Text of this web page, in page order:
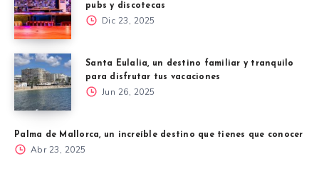
pubs y discotecas
Dic 23, 2025
Santa Eulalia, un destino familiar y tranquilo
para disfrutar tus vacaciones
Jun 26, 2025
Palma de Mallorca, un increíble destino que tienes que conocer
Abr 23, 2025